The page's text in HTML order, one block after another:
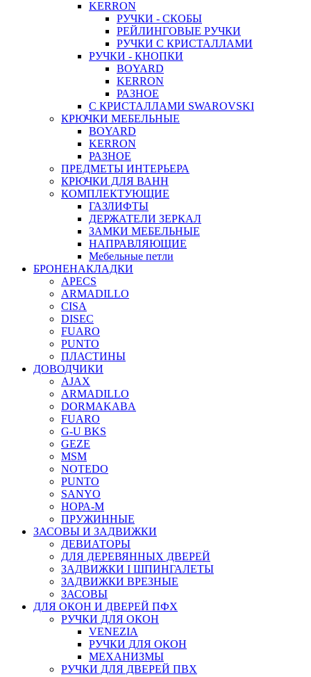
KERRON
РУЧКИ - СКОБЫ
РЕЙЛИНГОВЫЕ РУЧКИ
РУЧКИ С КРИСТАЛЛАМИ
РУЧКИ - КНОПКИ
BOYARD
KERRON
РАЗНОЕ
С КРИСТАЛЛАМИ SWAROVSKI
КРЮЧКИ МЕБЕЛЬНЫЕ
BOYARD
KERRON
РАЗНОЕ
ПРЕДМЕТЫ ИНТЕРЬЕРА
КРЮЧКИ ДЛЯ ВАНН
КОМПЛЕКТУЮЩИЕ
ГАЗЛИФТЫ
ДЕРЖАТЕЛИ ЗЕРКАЛ
ЗАМКИ МЕБЕЛЬНЫЕ
НАПРАВЛЯЮЩИЕ
Мебельные петли
БРОНЕНАКЛАДКИ
APECS
ARMADILLO
CISA
DISEC
FUARO
PUNTO
ПЛАСТИНЫ
ДОВОДЧИКИ
AJAX
ARMADILLO
DORMAKABA
FUARO
G-U BKS
GEZE
MSM
NOTEDO
PUNTO
SANYO
НОРА-М
ПРУЖИННЫЕ
ЗАСОВЫ И ЗАДВИЖКИ
ДЕВИАТОРЫ
ДЛЯ ДЕРЕВЯННЫХ ДВЕРЕЙ
ЗАДВИЖКИ I ШПИНГАЛЕТЫ
ЗАДВИЖКИ ВРЕЗНЫЕ
ЗАСОВЫ
ДЛЯ ОКОН И ДВЕРЕЙ ПФХ
РУЧКИ ДЛЯ ОКОН
VENEZIA
РУЧКИ ДЛЯ ОКОН
МЕХАНИЗМЫ
РУЧКИ ДЛЯ ДВЕРЕЙ ПВХ